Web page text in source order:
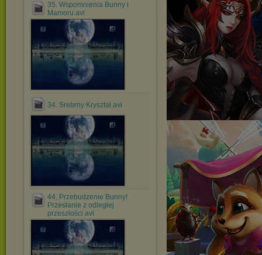
35. Wspomnienia Bunny i
Mamoru.avi
34. Srebrny Kryształ.avi
44. Przebudzenie Bunny!
Przesłanie z odległej
przeszłości.avi